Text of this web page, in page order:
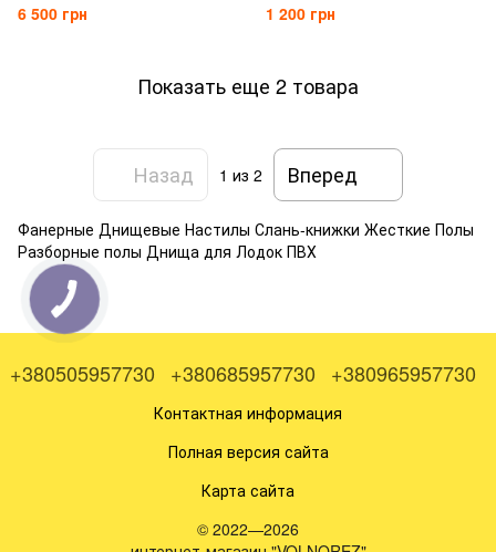
6 500 грн 1 200 грн
Показать еще 2 товара
Назад 1 из 2 Вперед
Фанерные Днищевые Настилы Слань-книжки Жесткие Полы
Разборные полы Днища для Лодок ПВХ
+380505957730 +380685957730 +380965957730
Контактная информация
Полная версия сайта
Карта сайта
© 2022—2026